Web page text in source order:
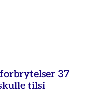
37
tilsi